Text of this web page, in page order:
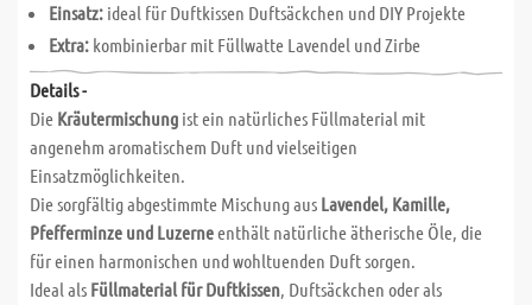
Einsatz: ideal für Duftkissen Duftsäckchen und DIY Projekte
Extra: kombinierbar mit Füllwatte Lavendel und Zirbe
Details -
Die Kräutermischung ist ein natürliches Füllmaterial mit
angenehm aromatischem Duft und vielseitigen
Einsatzmöglichkeiten.
Die sorgfältig abgestimmte Mischung aus Lavendel, Kamille,
Pfefferminze und Luzerneenthält natürliche ätherische Öle, die
für einen harmonischen und wohltuenden Duft sorgen.
Ideal als Füllmaterial für Duftkissen, Duftsäckchen oder als